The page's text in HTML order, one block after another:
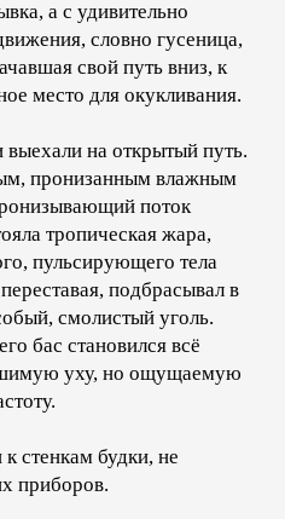
а с удивительно
словно гусеница,
свой путь вниз, к
место для окукливания.
выехали на открытый путь.
пронизанным влажным
поток
тропическая жара,
пульсирующего тела
подбрасывал в
смолистый уголь.
бас становился всё
уху, но ощущаемую
стенкам будки, не
приборов.